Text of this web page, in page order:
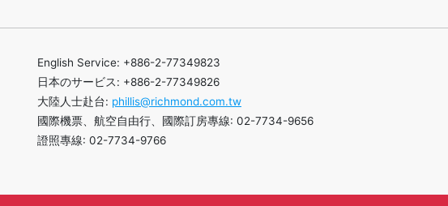
English Service: +886-2-77349823
日本のサービス: +886-2-77349826
大陸人士赴台: phillis@richmond.com.tw
國際機票、航空自由行、國際訂房專線: 02-7734-9656
證照專線: 02-7734-9766